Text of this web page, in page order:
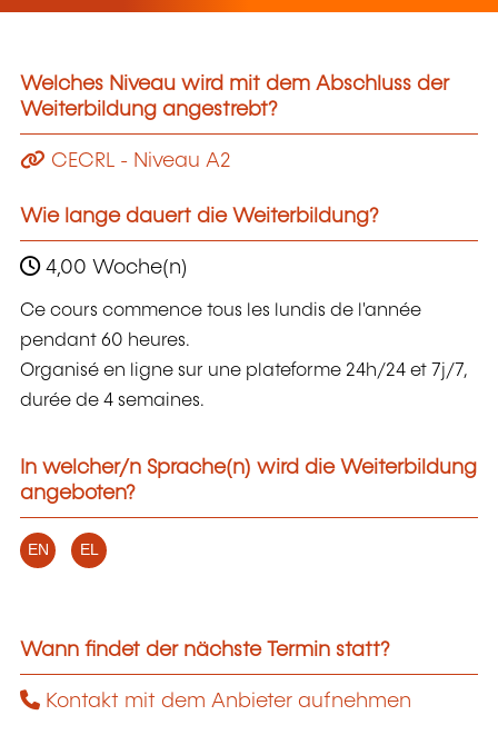
Welches Niveau wird mit dem Abschluss der
Weiterbildung angestrebt?
CECRL - Niveau A2
Wie lange dauert die Weiterbildung?
4,00 Woche(n)
Ce cours commence tous les lundis de l'année
pendant 60 heures.
Organisé en ligne sur une plateforme 24h/24 et 7j/7,
durée de 4 semaines.
In welcher/n Sprache(n) wird die Weiterbildung
angeboten?
EN EL
Wann findet der nächste Termin statt?
Kontakt mit dem Anbieter aufnehmen